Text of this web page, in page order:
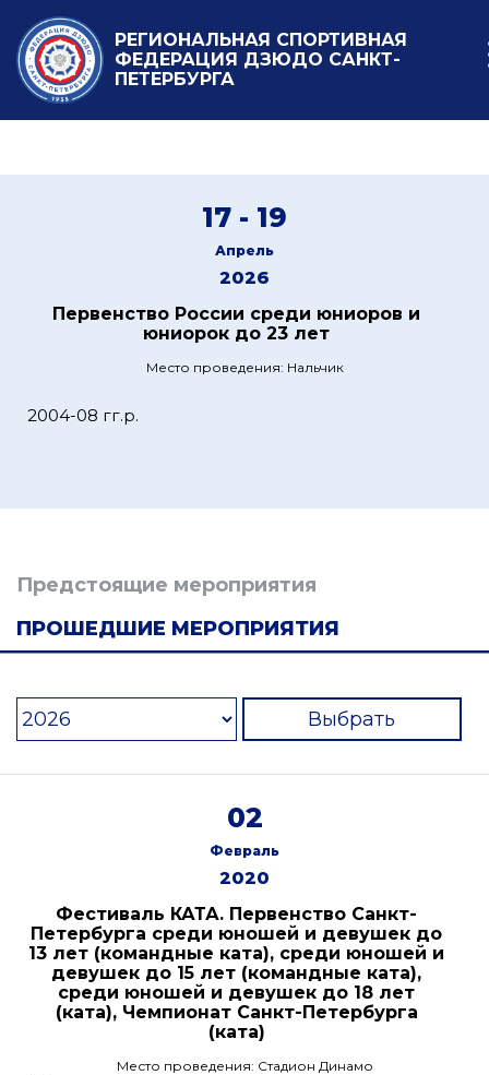
РЕГИОНАЛЬНАЯ СПОРТИВНАЯ
ФЕДЕРАЦИЯ ДЗЮДО САНКТ-
ПЕТЕРБУРГА
17 - 19
Апрель
2026
Первенство России среди юниоров и
юниорок до 23 лет
Место проведения: Нальчик
2004-08 гг.р.
Предстоящие мероприятия
ПРОШЕДШИЕ МЕРОПРИЯТИЯ
Выбрать
02
Февраль
2020
Фестиваль КАТА. Первенство Санкт-
Петербурга среди юношей и девушек до
13 лет (командные ката), среди юношей и
девушек до 15 лет (командные ката),
среди юношей и девушек до 18 лет
(ката), Чемпионат Санкт-Петербурга
(ката)
Место проведения: Стадион Динамо